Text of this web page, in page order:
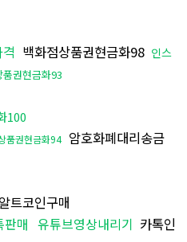
백화점상품권현금화98 인스
품권현금화93
100
품권현금화94 암호화폐대리송금
알트코인구매
판매 유튜브영상내리기 카톡인